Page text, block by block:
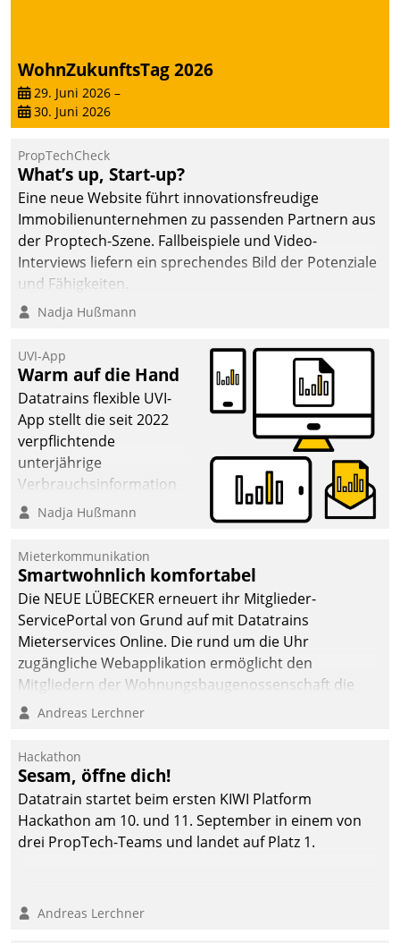
WohnZukunftsTag 2026
29. Juni 2026 –
30. Juni 2026
PropTechCheck
What’s up, Start-up?
Eine neue Website führt innovationsfreudige
Immobilienunternehmen zu passenden Partnern aus
der Proptech-Szene. Fallbeispiele und Video-
Interviews liefern ein sprechendes Bild der Potenziale
und Fähigkeiten.
Nadja Hußmann
UVI-App
Warm auf die Hand
Datatrains flexible UVI-
App stellt die seit 2022
verpflichtende
unterjährige
Verbrauchsinformation
schnell, zuverlässig und
Die monatlichen
Mitteilungen zum
Heizungs- und
Wasserverbrauch gehen
automatisiert, vollständig
und auf Wunsch über
mehrere zuvor
Kommunikationswege bei
Nadja Hußmann
Mieterkommunikation
Smartwohnlich komfortabel
Die NEUE LÜBECKER erneuert ihr Mitglieder-
ServicePortal von Grund auf mit Datatrains
Mieterservices Online. Die rund um die Uhr
zugängliche Webapplikation ermöglicht den
Mitgliedern der Wohnungs­bau­genossenschaft die
Kontaktaufnahme per Smartphone, Tablet oder PC.
Andreas Lerchner
Hackathon
Sesam, öffne dich!
Datatrain startet beim ersten KIWI Platform
Hackathon am 10. und 11. September in einem von
drei PropTech-Teams und landet auf Platz 1.
Andreas Lerchner